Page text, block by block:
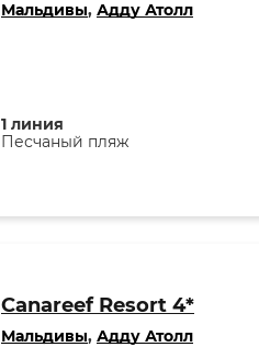
Мальдивы, Адду Атолл
1 линия
Песчаный пляж
Canareef Resort 4*
Мальдивы, Адду Атолл